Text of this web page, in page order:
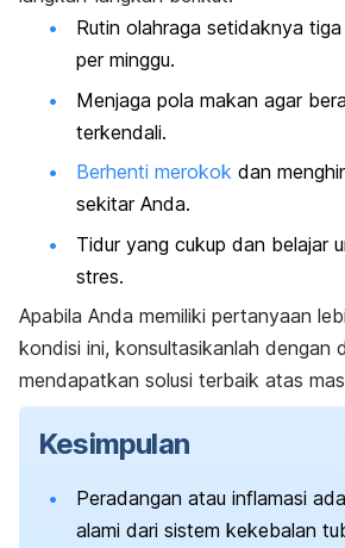
Rutin olahraga setidaknya tiga
per minggu.
Menjaga pola makan agar
terkendali.
Berhenti merokok dan
sekitar Anda.
Tidur yang cukup dan belajar
stres.
Apabila Anda memiliki pertanyaan
kondisi ini, konsultasikanlah dengan
mendapatkan solusi terbaik atas
Kesimpulan
Peradangan atau inflamasi
alami dari sistem kekebalan